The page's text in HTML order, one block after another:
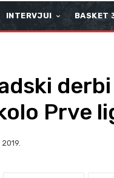
INTERVJUI BASKET
Prve